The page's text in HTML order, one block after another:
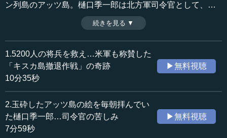
ン列島のアッツ島。樋口季一郎は北方軍司令官として、そ
の戦いを指揮する立場にあった。米軍上陸部隊約1万の猛攻
を受けたアッツ島への増援を大本営に求める樋口。だが、
大本営はアッツ島放棄を決定。樋口は号泣しつつ、アッツ
島守備隊長・山崎保代にそれを伝えるほかなかった。その
責任を樋口は一生背負っていくことになる。その一方で樋
口は、「ならば」と、アッツ島近傍のキスカ島守備隊5,000
スカ島撤退作戦」はなぜ成功したのか。軍人の面子よりも
命を優先した樋口の知略と、霧に紛れた海軍の決死の作戦
が織りなす感動の歴史秘話をお届けする。（全4話中第1
収録日：2019年7月30日
追加日：2026年5月21日
カテゴリー：
歴史・民族
≪全文≫
●初の「玉砕の島」アッツ島…増援が認められず号泣
した樋口季一郎
続きを見る ▼
1.5200人の将兵を救え…米軍も称賛した
「キスカ島撤退作戦」の奇跡
10分35秒
▶無料視聴
2.玉砕したアッツ島の絵を毎朝拝んでい
た樋口季一郎…司令官の苦しみ
7分59秒
▶無料視聴